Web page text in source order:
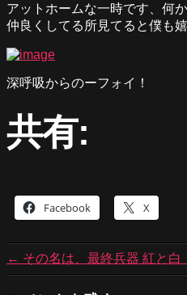
ぐ
ぁ
の
アットホームな一時です、何
仲良くしてる所見てると僕も
深呼吸からのーフォイ！
共有:
Facebook X
← その名は、最終兵器 紅と白